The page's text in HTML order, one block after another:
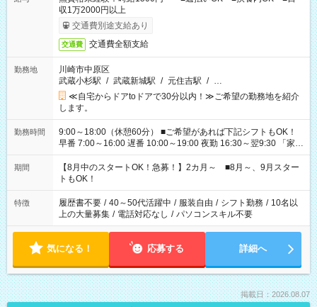
収1万2000円以上
交通費別途支給あり
交通費 交通費全額支給
勤務地
川崎市中原区
武蔵小杉駅 / 武蔵新城駅 / 元住吉駅 / …
≪自宅からドアtoドアで30分以内！≫ご希望の勤務地を紹介
します。
勤務時間
9:00～18:00（休憩60分） ■ご希望があれば下記シフトもOK！
早番 7:00～16:00 遅番 10:00～19:00 夜勤 16:30～翌9:30 「家族
と休みを合わせたい」 「余裕を持って夕飯の準備がしたい」
「できれば残業はしたくない」 など、ご希望を教えてください
ね。 ※Wワーク希望の方へ 今ご覧のお仕事で希望する勤務時間
と、もう1つのお仕事の勤務時間。 合計で週40時間を超える場
合は応募できません。
期間
【8月中のスタートOK！急募！】2カ月～ ■8月～、9月スター
トもOK！
特徴 履歴書不要 / 40～50代活躍中 / 服装自由 / シフト勤務 / 10名以
上の大量募集 / 電話対応なし / パソコンスキル不要
気になる！ 応募する 詳細へ
掲載日：2026.08.07